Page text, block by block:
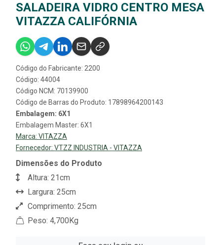
SALADEIRA VIDRO CENTRO MESA
VITAZZA CALIFÓRNIA
Código do Fabricante: 2200
Código: 44004
Código NCM: 70139900
Código de Barras do Produto: 17898964200143
Embalagem: 6X1
Embalagem Master: 6X1
Marca: VITAZZA
Fornecedor: VTZZ INDUSTRIA - VITAZZA
Dimensões do Produto
Altura: 21cm
Largura: 25cm
Comprimento: 25cm
Peso: 4,700Kg